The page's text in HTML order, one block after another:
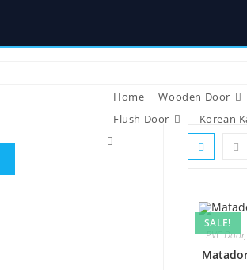
Home Wooden Door
Flush Door
Korean
Toggle
SALE!
PVC Door